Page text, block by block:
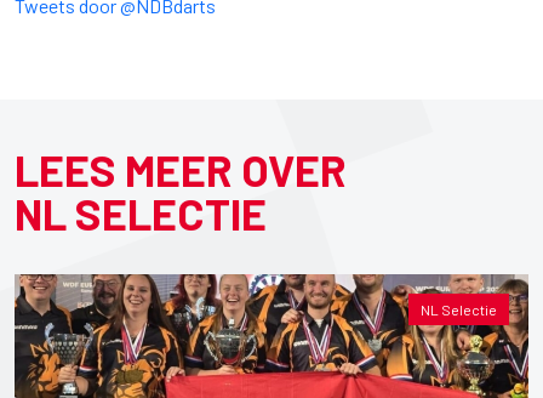
Tweets door @NDBdarts
LEES MEER OVER
NL SELECTIE
NL Selectie